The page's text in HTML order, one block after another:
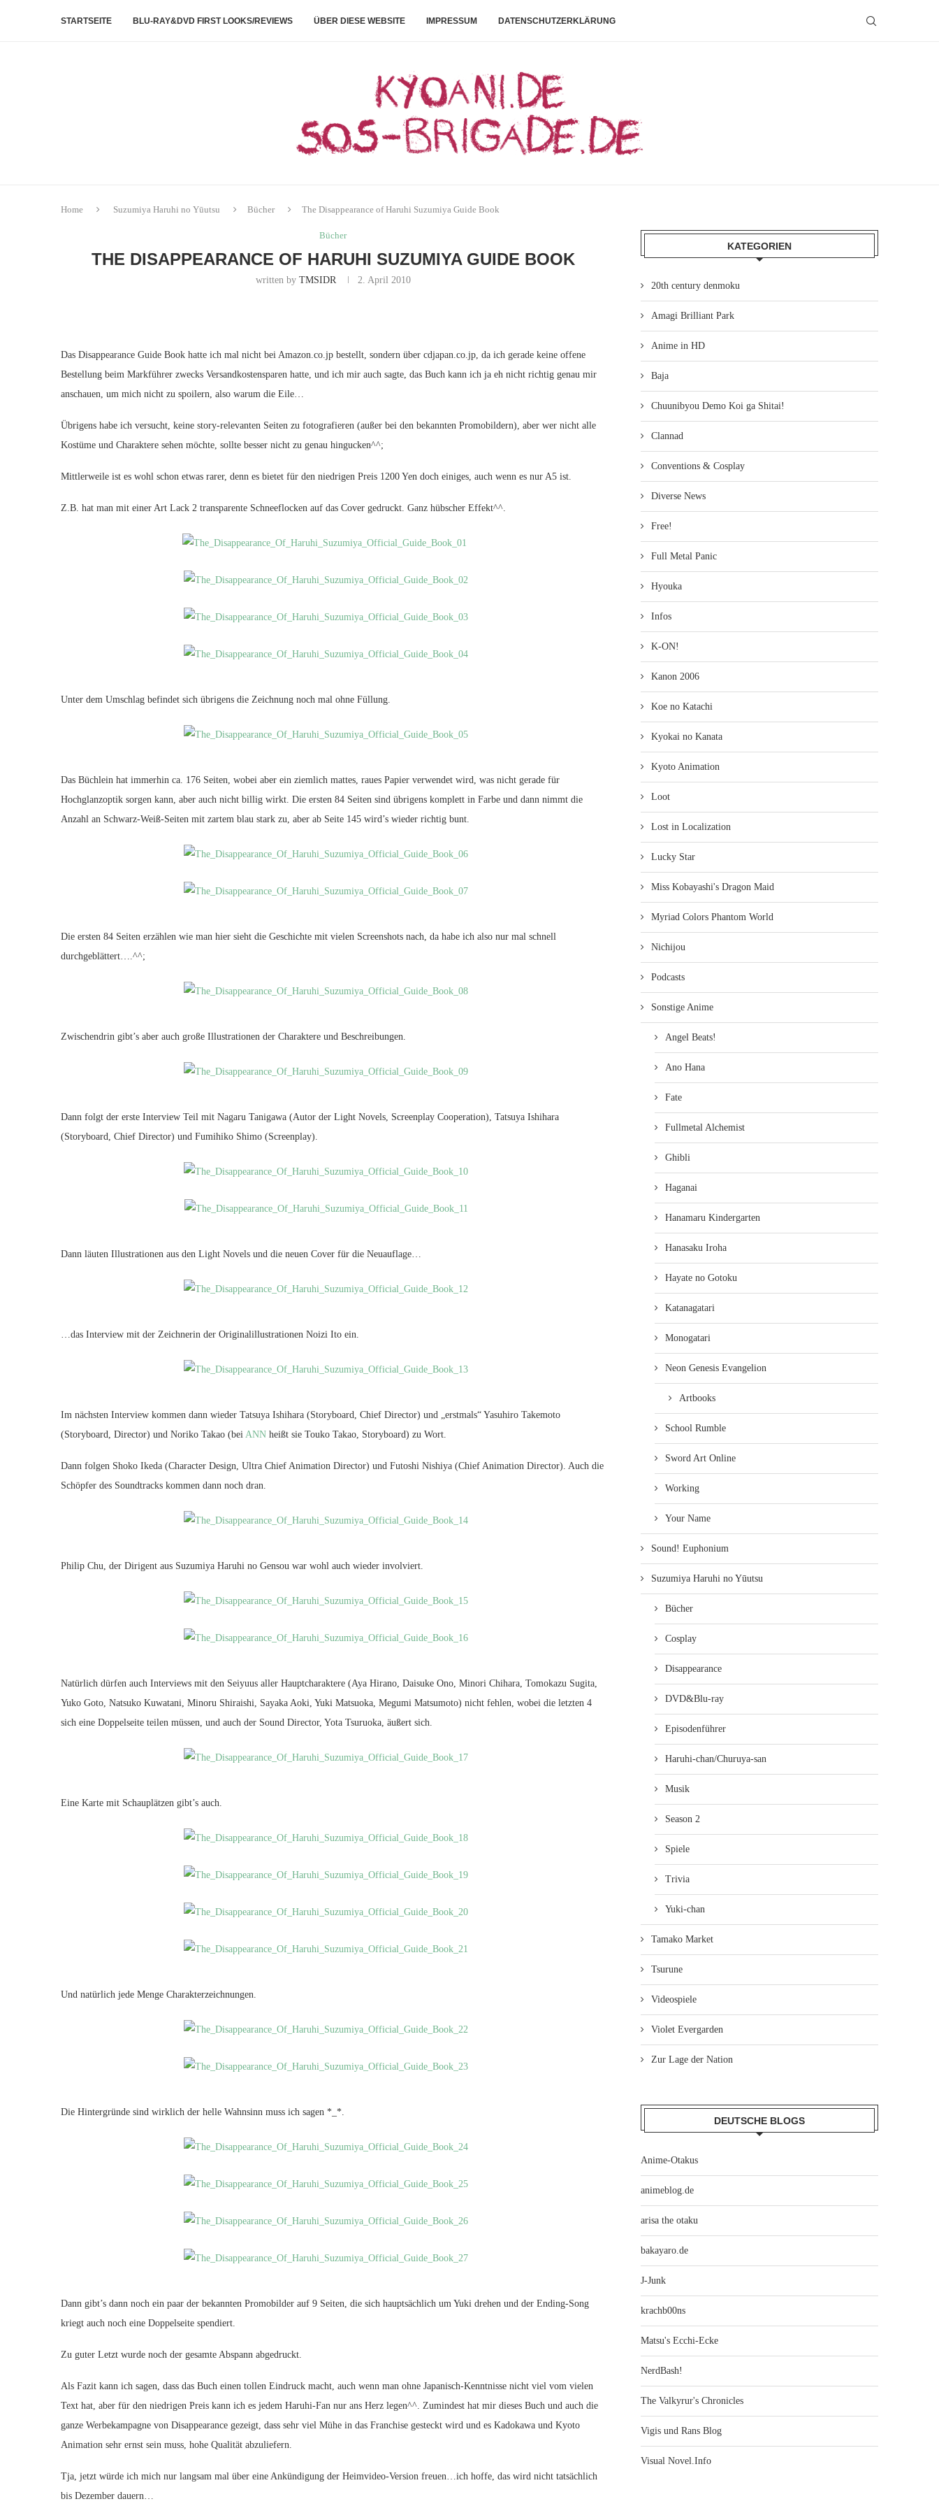
STARTSEITE BLU-RAY&DVD FIRST LOOKS/REVIEWS ÜBER DIESE WEBSITE IMPRESSUM DATENSCHUTZERKLÄRUNG
Home Suzumiya Haruhi no Yūutsu Bücher The Disappearance of Haruhi Suzumiya Guide Book
Bücher
THE DISAPPEARANCE OF HARUHI SUZUMIYA GUIDE BOOK
written by TMSIDR 2. April 2010
Das Disappearance Guide Book hatte ich mal nicht bei Amazon.co.jp bestellt, sondern über cdjapan.co.jp, da ich gerade keine offene
Bestellung beim Markführer zwecks Versandkostensparen hatte, und ich mir auch sagte, das Buch kann ich ja eh nicht richtig genau mir
anschauen, um mich nicht zu spoilern, also warum die Eile…
Übrigens habe ich versucht, keine story-relevanten Seiten zu fotografieren (außer bei den bekannten Promobildern), aber wer nicht alle
Kostüme und Charaktere sehen möchte, sollte besser nicht zu genau hingucken^^;
Mittlerweile ist es wohl schon etwas rarer, denn es bietet für den niedrigen Preis 1200 Yen doch einiges, auch wenn es nur A5 ist.
Z.B. hat man mit einer Art Lack 2 transparente Schneeflocken auf das Cover gedruckt. Ganz hübscher Effekt^^.
Unter dem Umschlag befindet sich übrigens die Zeichnung noch mal ohne Füllung.
Das Büchlein hat immerhin ca. 176 Seiten, wobei aber ein ziemlich mattes, raues Papier verwendet wird, was nicht gerade für
Hochglanzoptik sorgen kann, aber auch nicht billig wirkt. Die ersten 84 Seiten sind übrigens komplett in Farbe und dann nimmt die
Anzahl an Schwarz-Weiß-Seiten mit zartem blau stark zu, aber ab Seite 145 wird’s wieder richtig bunt.
Die ersten 84 Seiten erzählen wie man hier sieht die Geschichte mit vielen Screenshots nach, da habe ich also nur mal schnell
durchgeblättert….^^;
Zwischendrin gibt’s aber auch große Illustrationen der Charaktere und Beschreibungen.
Dann folgt der erste Interview Teil mit Nagaru Tanigawa (Autor der Light Novels, Screenplay Cooperation), Tatsuya Ishihara
(Storyboard, Chief Director) und Fumihiko Shimo (Screenplay).
Dann läuten Illustrationen aus den Light Novels und die neuen Cover für die Neuauflage…
…das Interview mit der Zeichnerin der Originalillustrationen Noizi Ito ein.
Im nächsten Interview kommen dann wieder Tatsuya Ishihara (Storyboard, Chief Director) und „erstmals“ Yasuhiro Takemoto
(Storyboard, Director) und Noriko Takao (bei ANN heißt sie Touko Takao, Storyboard) zu Wort.
Dann folgen Shoko Ikeda (Character Design, Ultra Chief Animation Director) und Futoshi Nishiya (Chief Animation Director). Auch die
Schöpfer des Soundtracks kommen dann noch dran.
Philip Chu, der Dirigent aus Suzumiya Haruhi no Gensou war wohl auch wieder involviert.
Natürlich dürfen auch Interviews mit den Seiyuus aller Hauptcharaktere (Aya Hirano, Daisuke Ono, Minori Chihara, Tomokazu Sugita,
Yuko Goto, Natsuko Kuwatani, Minoru Shiraishi, Sayaka Aoki, Yuki Matsuoka, Megumi Matsumoto) nicht fehlen, wobei die letzten 4
sich eine Doppelseite teilen müssen, und auch der Sound Director, Yota Tsuruoka, äußert sich.
Eine Karte mit Schauplätzen gibt’s auch.
Und natürlich jede Menge Charakterzeichnungen.
Die Hintergründe sind wirklich der helle Wahnsinn muss ich sagen *_*.
Dann gibt’s dann noch ein paar der bekannten Promobilder auf 9 Seiten, die sich hauptsächlich um Yuki drehen und der Ending-Song
kriegt auch noch eine Doppelseite spendiert.
Zu guter Letzt wurde noch der gesamte Abspann abgedruckt.
Als Fazit kann ich sagen, dass das Buch einen tollen Eindruck macht, auch wenn man ohne Japanisch-Kenntnisse nicht viel vom vielen
Text hat, aber für den niedrigen Preis kann ich es jedem Haruhi-Fan nur ans Herz legen^^. Zumindest hat mir dieses Buch und auch die
ganze Werbekampagne von Disappearance gezeigt, dass sehr viel Mühe in das Franchise gesteckt wird und es Kadokawa und Kyoto
Animation sehr ernst sein muss, hohe Qualität abzuliefern.
Tja, jetzt würde ich mich nur langsam mal über eine Ankündigung der Heimvideo-Version freuen…ich hoffe, das wird nicht tatsächlich
bis Dezember dauern…
KATEGORIEN
20th century denmoku
Amagi Brilliant Park
Anime in HD
Baja
Chuunibyou Demo Koi ga Shitai!
Clannad
Conventions & Cosplay
Diverse News
Free!
Full Metal Panic
Hyouka
Infos
K-ON!
Kanon 2006
Koe no Katachi
Kyokai no Kanata
Kyoto Animation
Loot
Lost in Localization
Lucky Star
Miss Kobayashi's Dragon Maid
Myriad Colors Phantom World
Nichijou
Podcasts
Sonstige Anime
Angel Beats!
Ano Hana
Fate
Fullmetal Alchemist
Ghibli
Haganai
Hanamaru Kindergarten
Hanasaku Iroha
Hayate no Gotoku
Katanagatari
Monogatari
Neon Genesis Evangelion
Artbooks
School Rumble
Sword Art Online
Working
Your Name
Sound! Euphonium
Suzumiya Haruhi no Yūutsu
Bücher
Cosplay
Disappearance
DVD&Blu-ray
Episodenführer
Haruhi-chan/Churuya-san
Musik
Season 2
Spiele
Trivia
Yuki-chan
Tamako Market
Tsurune
Videospiele
Violet Evergarden
Zur Lage der Nation
DEUTSCHE BLOGS
Anime-Otakus
animeblog.de
arisa the otaku
bakayaro.de
J-Junk
krachb00ns
Matsu's Ecchi-Ecke
NerdBash!
The Valkyrur's Chronicles
Vigis und Rans Blog
Visual Novel.Info